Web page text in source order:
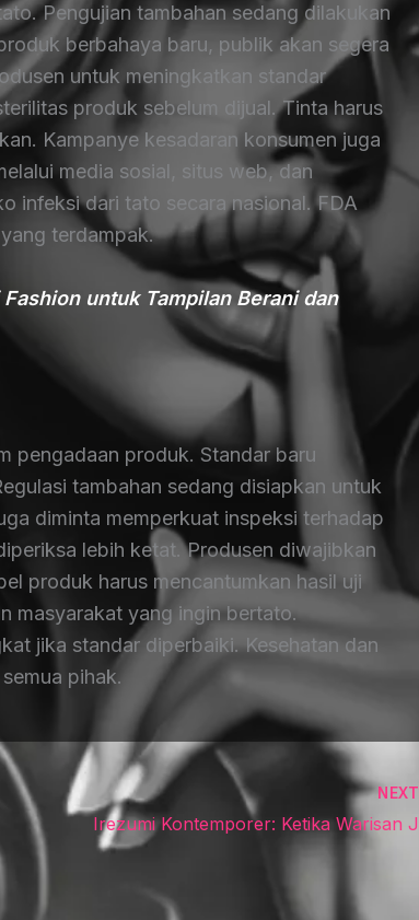
Pengujian tambahan sedang dilakukan
berbahaya baru, publik akan segera
untuk meningkatkan standar
produk sebelum dijual. Tinta harus
Kampanye kesadaran konsumen juga
media sosial, situs web, dan
infeksi dari tato secara nasional. FDA
terdampak.
untuk Tampilan Berani dan
pengadaan produk. Standar baru
tambahan sedang disiapkan untuk
diminta memperkuat inspeksi terhadap
lebih ketat. Produsen diwajibkan
produk harus mencantumkan hasil uji
masyarakat yang ingin bertato.
jika standar diperbaiki. Kesehatan dan
pihak.
NEXT